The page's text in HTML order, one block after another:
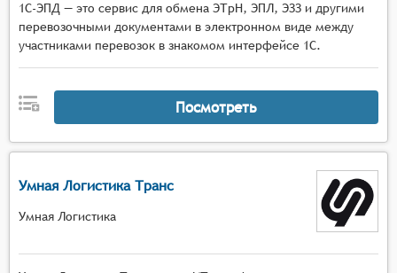
1С-ЭПД — это сервис для обмена ЭТрН, ЭПЛ, ЭЗЗ и другими
перевозочными документами в электронном виде между
участниками перевозок в знакомом интерфейсе 1С.
Посмотреть
Умная Логистика Транс
Умная Логистика